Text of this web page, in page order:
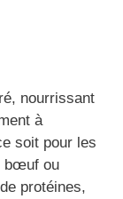
nourrissant
à
soit pour les
bœuf ou
protéines,